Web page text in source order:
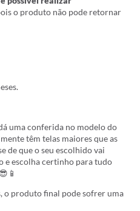
o produto não pode retornar
uma conferida no modelo do
têm telas maiores que as
de que o seu escolhido vai
e escolha certinho para tudo
o produto final pode sofrer uma